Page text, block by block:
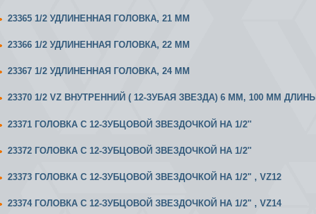
23365 1/2 УДЛИНЕННАЯ ГОЛОВКА, 21 ММ
23366 1/2 УДЛИНЕННАЯ ГОЛОВКА, 22 ММ
23367 1/2 УДЛИНЕННАЯ ГОЛОВКА, 24 ММ
23370 1/2 VZ ВНУТРЕННИЙ ( 12-ЗУБАЯ ЗВЕЗДА) 6 ММ, 100 ММ ДЛИНЫ
23371 ГОЛОВКА С 12-ЗУБЦОВОЙ ЗВЕЗДОЧКОЙ НА 1/2''
23372 ГОЛОВКА С 12-ЗУБЦОВОЙ ЗВЕЗДОЧКОЙ НА 1/2''
23373 ГОЛОВКА С 12-ЗУБЦОВОЙ ЗВЕЗДОЧКОЙ НА 1/2" , VZ12
23374 ГОЛОВКА С 12-ЗУБЦОВОЙ ЗВЕЗДОЧКОЙ НА 1/2" , VZ14